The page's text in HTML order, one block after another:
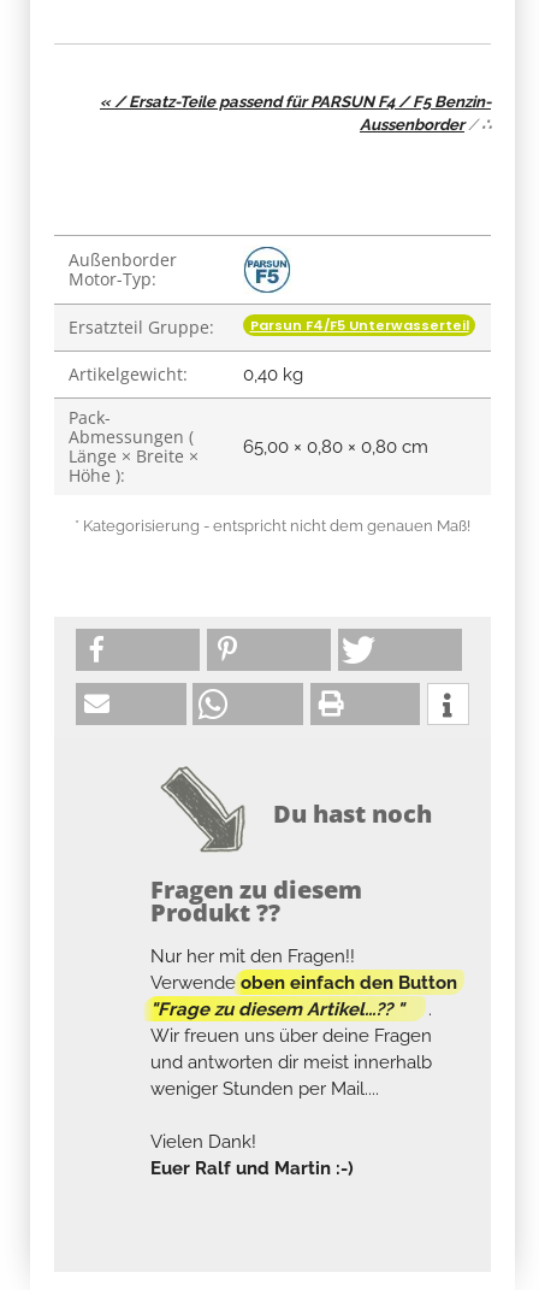
« / Ersatz-Teile passend für PARSUN F4 / F5 Benzin-
Aussenborder/∴
Produkteigenschaft
Wert
Außenborder
Motor-Typ:
Ersatzteil Gruppe: Parsun F4/F5 Unterwasserteil
Artikelgewicht: 0,40 kg
Pack-
Abmessungen (
Länge × Breite ×
Höhe ):
65,00 × 0,80 × 0,80 cm
* Kategorisierung - entspricht nicht dem genauen Maß!
Du hast noch
Fragen zu diesem
Produkt ??
Nur her mit den Fragen!!
Verwendeoben einfach den Button
"Frage zu diesem Artikel...?? "
.
Wir freuen uns über deine Fragen
und antworten dir meist innerhalb
weniger Stunden per Mail....
Vielen Dank!
Euer Ralf und Martin :-)